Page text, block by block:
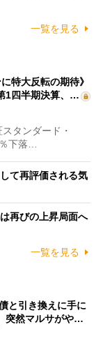
一覧を見る
特大反転の期待》
1四半期決算、…
タンダード・
下落…
て再評価される気
再びの上昇局面へ
一覧を見る
と引き換えに手に
突然マルサがや…